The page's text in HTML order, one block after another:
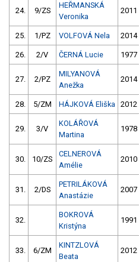
24. 9/ZS
HEŘMANSKÁ
Veronika
2011
25. 1/PZ VOLFOVÁ Nela 2014
26. 2/V ČERNÁ Lucie 1977
27. 2/PZ
MILYANOVÁ
Anežka
2014
28. 5/ZM HÁJKOVÁ Eliška 2012
29. 3/V
KOLÁŘOVÁ
Martina
1978
30. 10/ZS
CELNEROVÁ
Amélie
2010
31. 2/DS
PETRILÁKOVÁ
Anastázie
2007
32.
BOKROVÁ
Kristýna
1991
33. 6/ZM
KINTZLOVÁ
Beata
2012